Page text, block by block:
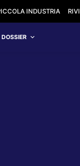
INDUSTRIA
DOSSIER